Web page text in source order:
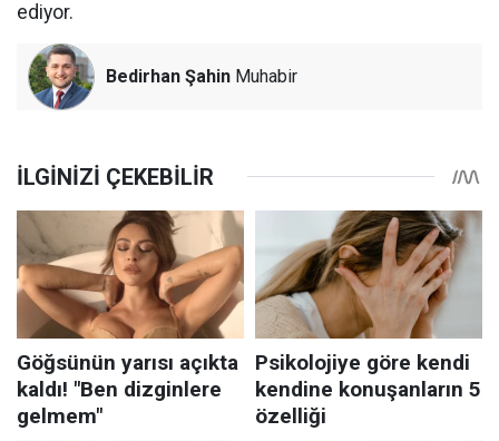
ediyor.
Bedirhan Şahin Muhabir